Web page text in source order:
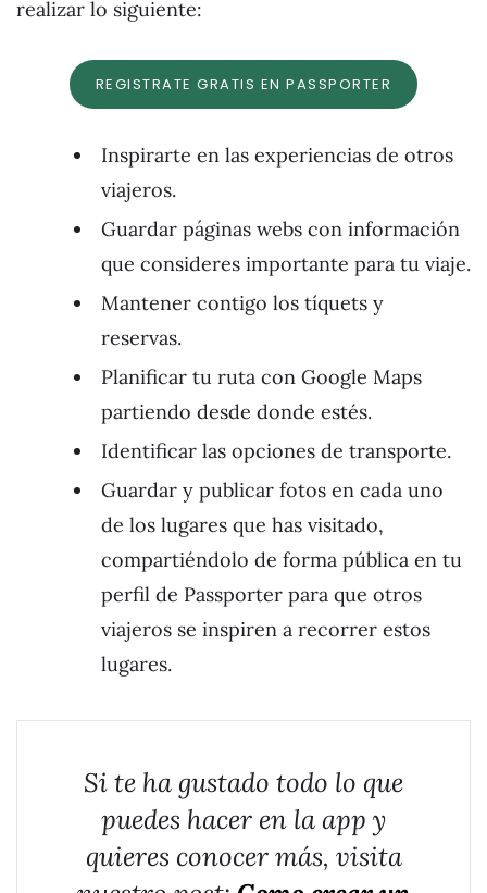
realizar lo siguiente:
REGISTRATE GRATIS EN PASSPORTER
Inspirarte en las experiencias de otros
viajeros.
Guardar páginas webs con información
que consideres importante para tu viaje.
Mantener contigo los tíquets y
reservas.
Planificar tu ruta con Google Maps
partiendo desde donde estés.
Identificar las opciones de transporte.
Guardar y publicar fotos en cada uno
de los lugares que has visitado,
compartiéndolo de forma pública en tu
perfil de Passporter para que otros
viajeros se inspiren a recorrer estos
lugares.
Si te ha gustado todo lo que
puedes hacer en la app y
quieres conocer más, visita